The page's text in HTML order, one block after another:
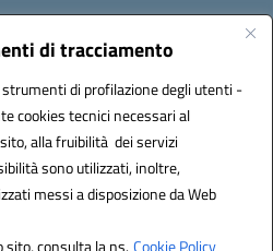
di tracciamento
di profilazione degli utenti -
cookies tecnici necessari al
alla fruibilità dei servizi
sono utilizzati, inoltre,
messi a disposizione da Web
sito, consulta la ns. Cookie Policy
MADDALONI (CE)
Pec: CEIC8AU001@pec.istruzione.it -
by 3D Solution S.r.l.